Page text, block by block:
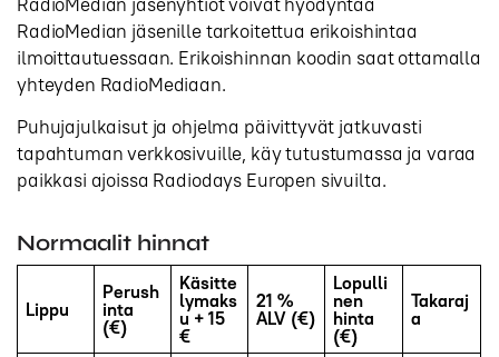
RadioMedian jäsenille tarkoitettua erikoishintaa
ilmoittautuessaan. Erikoishinnan koodin saat ottamalla
yhteyden RadioMediaan.
Puhujajulkaisut ja ohjelma päivittyvät jatkuvasti
tapahtuman verkkosivuille, käy tutustumassa ja varaa
paikkasi ajoissa Radiodays Europen sivuilta.
Normaalit hinnat
Lippu
Perush
inta
(€)
Käsitte
lymaks
u + 15
€
21 %
ALV (€)
Lopulli
nen
hinta
(€)
Takaraj
a